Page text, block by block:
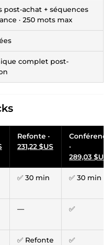
post-achat + séquences
· 250 mots max
complet post-
Refonte ·
231,22 $US
Conférence
·
289,03 $US
✅ 30 min ✅ 30 min
— ✅
✅ Refonte
✅